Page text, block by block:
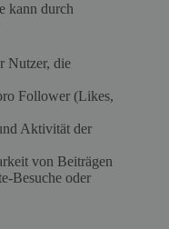
kann durch
Nutzer, die
Follower (Likes,
Aktivität der
von Beiträgen
Besuche oder